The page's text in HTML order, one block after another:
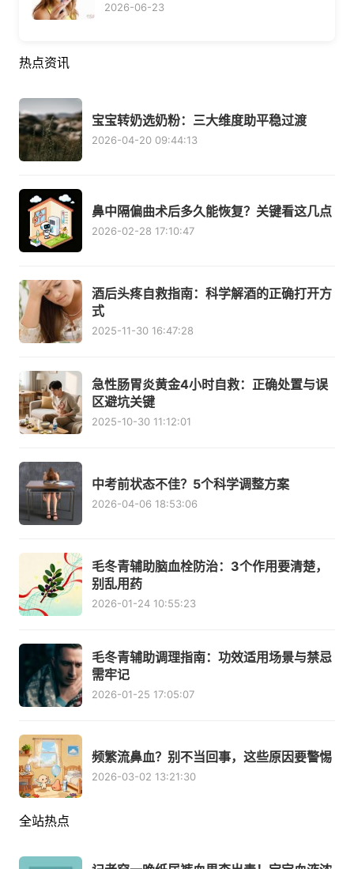
2026-06-23
热点资讯
宝宝转奶选奶粉：三大维度助平稳过渡
2026-04-20 09:44:13
鼻中隔偏曲术后多久能恢复？关键看这几点
2026-02-28 17:10:47
酒后头疼自救指南：科学解酒的正确打开方
式
2025-11-30 16:47:28
急性肠胃炎黄金4小时自救：正确处置与误
区避坑关键
2025-10-30 11:12:01
中考前状态不佳？5个科学调整方案
2026-04-06 18:53:06
毛冬青辅助脑血栓防治：3个作用要清楚，
别乱用药
2026-01-24 10:55:23
毛冬青辅助调理指南：功效适用场景与禁忌
需牢记
2026-01-25 17:05:07
频繁流鼻血？别不当回事，这些原因要警惕
2026-03-02 13:21:30
全站热点